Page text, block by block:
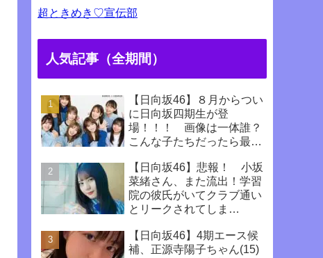
超ときめき♡宣伝部
人気記事（全期間）
【日向坂46】８月からつい
に日向坂四期生が登
場！！！ 画像は一体誰？
こんな子たちだったら最高
【日向坂46】悲報！ 小坂
菜緒さん、また流出！学習
院の彼氏がいてクラブ通い
とリークされてしま
【日向坂46】4期エース候
補、正源寺陽子ちゃん(15)